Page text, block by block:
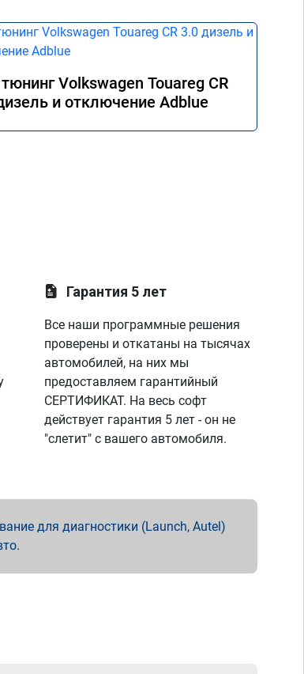
Volkswagen Touareg CR
и отключение Adblue
Гарантия 5 лет
Все наши программные решения
проверены и откатаны на тысячах
автомобилей, на них мы
предоставляем гарантийный
СЕРТИФИКАТ. На весь софт
действует гарантия 5 лет - он не
"слетит" с вашего автомобиля.
для диагностики (Launch, Autel)